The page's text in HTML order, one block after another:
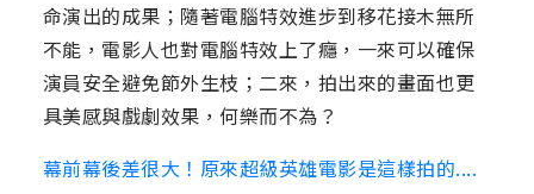
命演出的成果；隨著電腦特效進步到移花接木無所
不能，電影人也對電腦特效上了癮，一來可以確保
演員安全避免節外生枝；二來，拍出來的畫面也更
具美感與戲劇效果，何樂而不為？
幕前幕後差很大！原來超級英雄電影是這樣拍的....